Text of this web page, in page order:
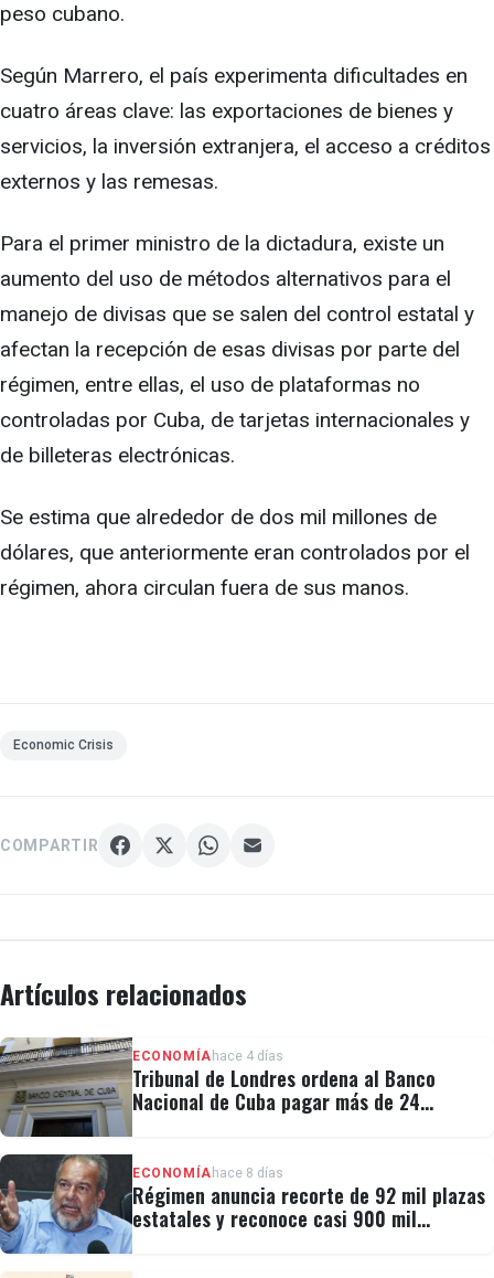
peso cubano.
Según Marrero, el país experimenta dificultades en
cuatro áreas clave: las exportaciones de bienes y
servicios, la inversión extranjera, el acceso a créditos
externos y las remesas.
Para el primer ministro de la dictadura, existe un
aumento del uso de métodos alternativos para el
manejo de divisas que se salen del control estatal y
afectan la recepción de esas divisas por parte del
régimen, entre ellas, el uso de plataformas no
controladas por Cuba, de tarjetas internacionales y
de billeteras electrónicas.
Se estima que alrededor de dos mil millones de
dólares, que anteriormente eran controlados por el
régimen, ahora circulan fuera de sus manos.
Economic Crisis
COMPARTIR
Artículos relacionados
ECONOMÍA hace 4 días
Tribunal de Londres ordena al Banco
Nacional de Cuba pagar más de 24
ECONOMÍA hace 8 días
Régimen anuncia recorte de 92 mil plazas
estatales y reconoce casi 900 mil